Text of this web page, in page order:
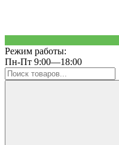
Режим работы:
Пн-Пт 9:00—18:00